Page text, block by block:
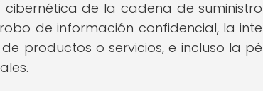
de la cadena de
de información confidencial, la
productos o servicios, e incluso la